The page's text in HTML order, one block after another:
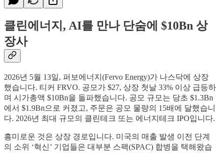
클린에너지, AI를 만나 단숨에 $10Bn 상
장사
2026년 5월 13일, 퍼보에너지(Fervo Energy)가 나스닥에 상장
했습니다. 티커 FRVO. 공모가 $27, 상장 첫날 33% 이상 급등하
며 시가총액 $10Bn을 돌파했습니다. 공모 규모는 당초 $1.3Bn
에서 $1.9Bn으로 커졌고, 주문은 공모 물량의 15배에 달했습니
다. 2026년 최대 규모의 클린테크 또는 에너지테크 IPO입니다.
흥미로운 것은 상장 경로입니다. 미국의 매출 발생 이전 단계
의 소위 ‘혁신’ 기업들은 대부분 스팩(SPAC) 합병을 택해왔습